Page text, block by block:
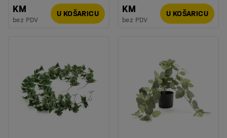
KM
bez PDV
U KOŠARICU
KM
bez PDV
U KOŠARICU